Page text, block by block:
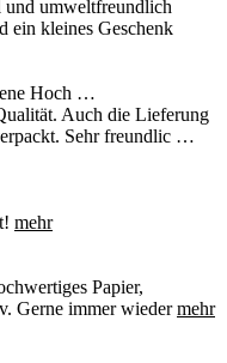
umweltfreundlich
ein kleines Geschenk
Hoch …
Auch die Lieferung
Sehr freundlic …
mehr
Papier,
Gerne immer wiedermehr